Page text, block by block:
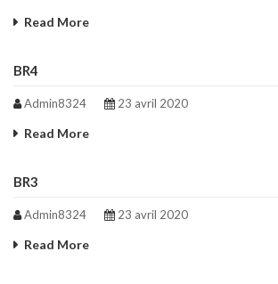
Read More
BR4
Admin8324 23 avril 2020
Read More
BR3
Admin8324 23 avril 2020
Read More